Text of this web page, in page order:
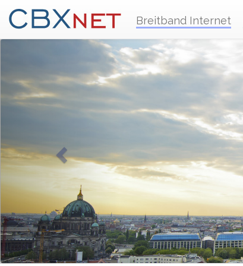
Breitband Internet